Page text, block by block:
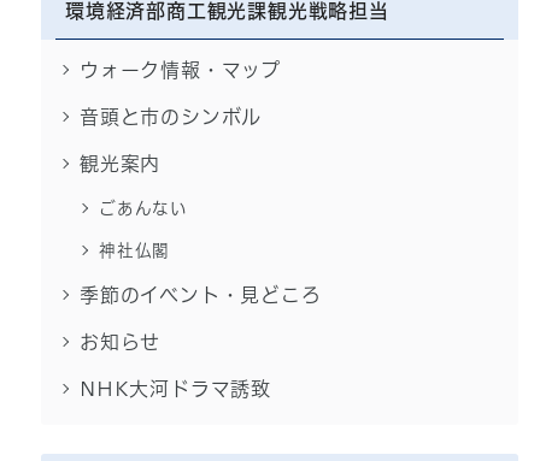
環境経済部商工観光課観光戦略担当
ウォーク情報・マップ
音頭と市のシンボル
観光案内
ごあんない
神社仏閣
季節のイベント・見どころ
お知らせ
NHK大河ドラマ誘致